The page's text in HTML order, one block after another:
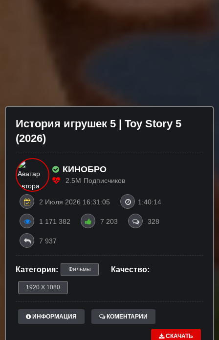
История игрушек 5 | Toy Story 5
(2026)
КИНОБРО
2.5M Подписчиков
2 Июля 2026 16:31:05 1:40:14
1 171 382 7 203 328
7 937
Категория: Фильмы Качество:
1920 X 1080
ИНФОРМАЦИЯ КОМЕНТАРИИ
СКАЧАТЬ